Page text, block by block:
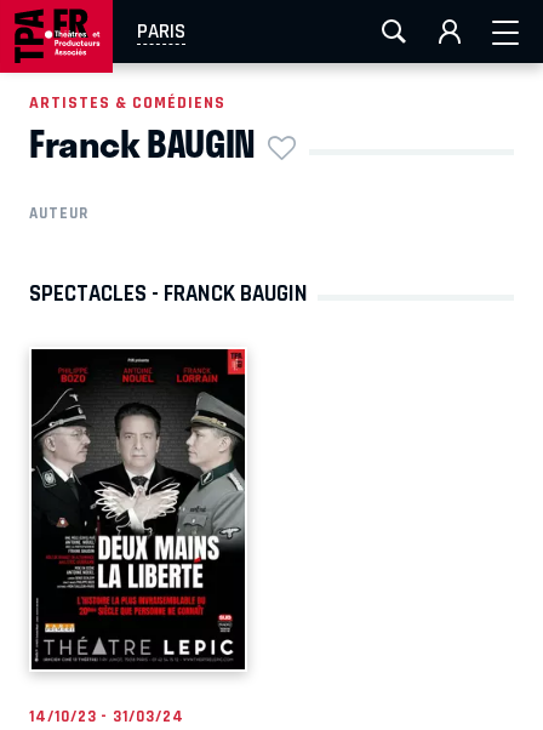
PARIS
AIX-MARSEILLE LA ROCHELLE
EN TOURNÉE
ARTISTES & COMÉDIENS
Franck BAUGIN
AUTEUR
SPECTACLES - FRANCK BAUGIN
14/10/23 - 31/03/24